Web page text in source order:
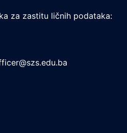
za zastitu ličnih podataka: